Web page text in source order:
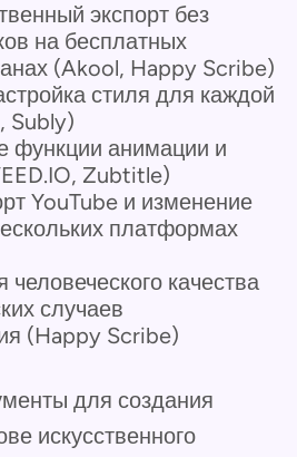
экспорт без
на бесплатных
(Akool, Happy Scribe)
стиля для каждой
Subly)
функции анимации и
Zubtitle)
YouTube и изменение
платформах
человеческого качества
случаев
(Happy Scribe)
для создания
искусственного